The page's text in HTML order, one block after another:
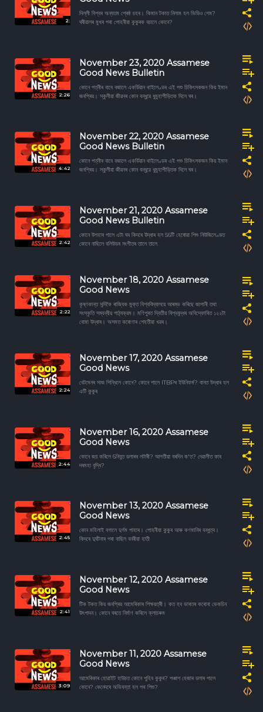
2:
দিল্লী বিশ্বৰ অন্যতম শ্ৰেষ্ঠ চহৰ। কিমান টকাত নিলাম হল ভিডিও গেম?
ঘৰীয়ালৰ মুখৰ পৰা পোহনীয়া কুকুৰক বচালে কোনে?
2:26
November 23, 2020 Assamese
Good News Bulletin
কোনে পত্নীৰ বাবে বজালে একৰ্ডিয়ান থাইলেণ্ডৰ এই পশু চিকিৎসকজন কিয় ইমান
জনপ্ৰিয়। স্কুলীয়া জীৱনৰ কোন বন্ধুৱে ধুমুহাপীড়িতক দিলে ঘৰ।
4:42
November 22, 2020 Assamese
Good News Bulletin
কোনে পত্নীৰ বাবে বজালে একৰ্ডিয়ান থাইলেণ্ডৰ এই পশু চিকিৎসকজন কিয় ইমান
জনপ্ৰিয়। স্কুলীয়া জীৱনৰ কোন বন্ধুৱে ধুমুহাপীড়িতক দিলে ঘৰ।
2:42
November 21, 2020 Assamese
Good News Bulletin
কোনে উপহাৰ পালে এটা ঘৰ কিদৰে উদ্ধাৰ হল 56টি হেৰোৱা শিশু নিউজিলেণ্ডত
কোনে নাছিলে বলিউডৰ সংগীতৰ তালে তালে
2:22
November 18, 2020 Assamese
Good News
কৃষ্ণকান্ত সন্দিকৈ ৰাজ্যিক মুক্ত বিশ্ববিদ্যালয়ে আৰম্ভ কৰিছে জাপানী তথা
সংস্কৃতি সম্বন্ধীয় পাঠ্যক্রম। মণিপুৰত দ্বিতীয় বিশ্বযুদ্ধৰ অবিস্ফোৰিত ১২২টা
বোমা উদ্ধাৰ। অসমত কৰোণাৰ শেহতীয়া খৱৰ।
2:24
November 17, 2020 Assamese
Good News
বেটমেনৰ সাজ পিন্ধিলে কোনে? কোনে পালে ITBPৰ ইউনিফৰ্ম? বানত উদ্ধাৰ হল
এটি কুকুৰ
2:44
November 16, 2020 Assamese
Good News
কোনে জয় কৰিলে 6নিযুত ডলাৰৰ লটাৰী? আগতীয়া বৰদিন ক'ত? দেৱালীত কাৰ
দৰমহা বৃদ্ধি?
2:45
November 13, 2020 Assamese
Good News
কোন মহিলাই বগালে দুৰ্গম পাহাৰ। পোহনীয়া কুকুৰ আৰু কণমানিৰ বন্ধুত্ব।
কিদৰে দুৰ্ঘটনাৰ পৰা বাছিল বনৰীয়া হাতী
2:41
November 12, 2020 Assamese
Good News
টিক টকত কিয় জনপ্ৰিয় আমেৰিকাৰ শিক্ষয়ত্ৰী। কত হব ভাৰতৰ কৰোনা ভেকচিন
উৎপাদন। কোনে ঘৰতে নিৰ্মাণ কৰিলে ক্লাচৰুম
3:09
November 11, 2020 Assamese
Good News
আমেৰিকাৰ হোৱাইট হাউচত কোনে পুহিব কুকুৰ? পঞ্চাশ হেজাৰ ডলাৰ পালে
কোনে? কেনেদৰে অভিযন্তা হল পথ শিশু?